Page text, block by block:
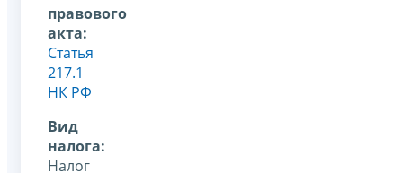
правового
акта:
Статья
217.1
НК РФ
Вид
налога:
Налог